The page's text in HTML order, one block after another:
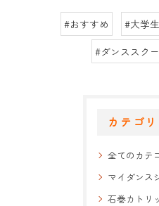
#おすすめ #大学生
#ダンススク
カテゴリ
全てのカテ
マイダンス
石巻カトリ